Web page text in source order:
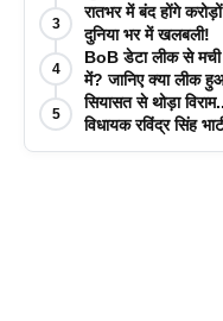
3
रातभर में बंद होंगे
दुनिया भर में खलबली!
4
BoB डेटा लीक से
में? जानिए क्या लीक
5
सियासत से थोड़ा
विधायक रविंद्र सिंह